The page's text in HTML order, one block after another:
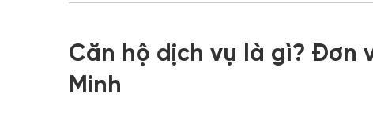
Căn hộ dịch vụ là gì? Đơn
Minh